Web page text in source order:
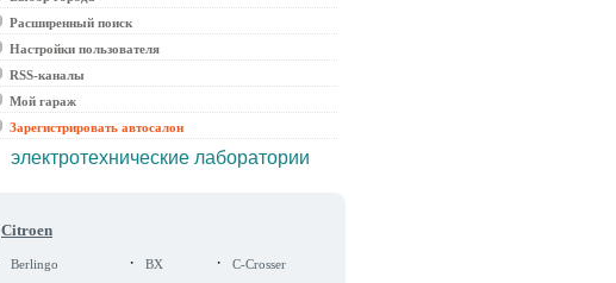
Расширенный поиск
Настройки пользователя
RSS-каналы
Мой гараж
Зарегистрировать автосалон
электротехнические лаборатории
Citroen
Berlingo · BX · C-Crosser